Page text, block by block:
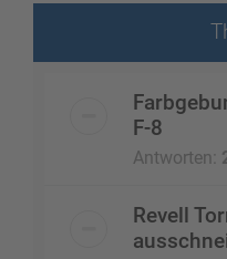
F-8
Antworten:
Revell